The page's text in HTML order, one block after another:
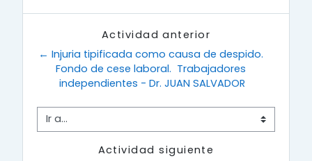
Actividad anterior
← Injuria tipificada como causa de despido.
Fondo de cese laboral.  Trabajadores
independientes - Dr. JUAN SALVADOR
Ir a...
Actividad siguiente